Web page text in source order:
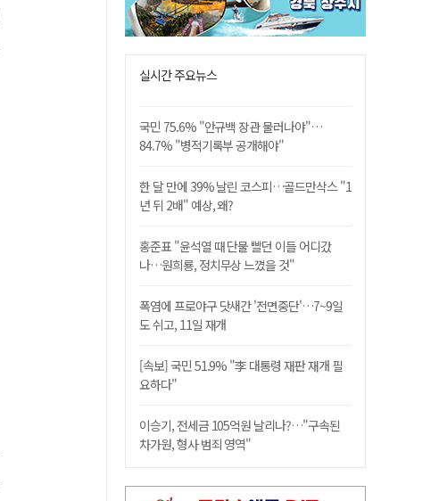
실시간 주요뉴스
국민 75.6% "안규백 장관 물러나야"…
84.7% "병적기록부 공개해야"
한 달 만에 39% 날린 코스피…골드만삭스 "1
년 뒤 2배" 예상, 왜?
홍준표 "윤석열 때 단물 빨던 이들 어디갔
나…원희룡, 정치무상 느꼈을 것"
폭염에 프로야구 닷새간 '전면중단'…7~9일
도 쉬고, 11일 재개
[속보] 국민 51.9% "李 대통령 재판 재개 필
요하다"
이승기, 전세금 105억원 날리나?…"구속된
차가원, 형사 범죄 영역"